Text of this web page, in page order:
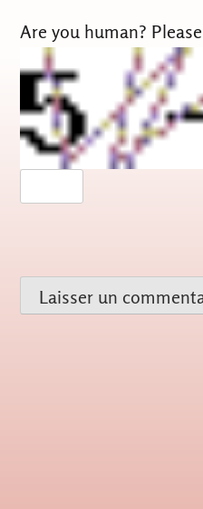
Are you human?